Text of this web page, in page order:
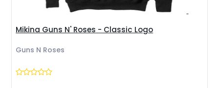
Mikina Guns N' Roses - Classic Logo
Guns N Roses